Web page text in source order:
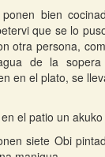
bien
que se lo
otra persona,
de la
en el plato, se
el patio un
siete Obi